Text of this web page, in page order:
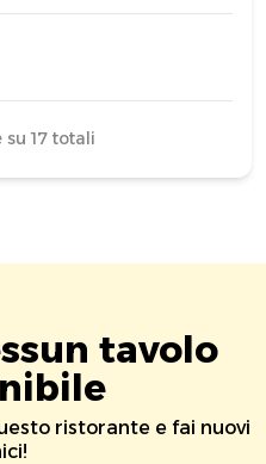
17 totali
tavolo
ristorante e fai nuovi